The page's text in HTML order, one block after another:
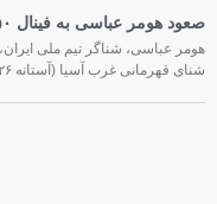
صعود هومر عباسی به فینال ۵۰ متر کرال پشت مسابقات غرب آسیا
شنای قهرمانی غرب آسیا (آستانه ۲۰۲۶) با ثبت زمان ۲۵.۶۷ ثانیه در جایگاه نخست قرار